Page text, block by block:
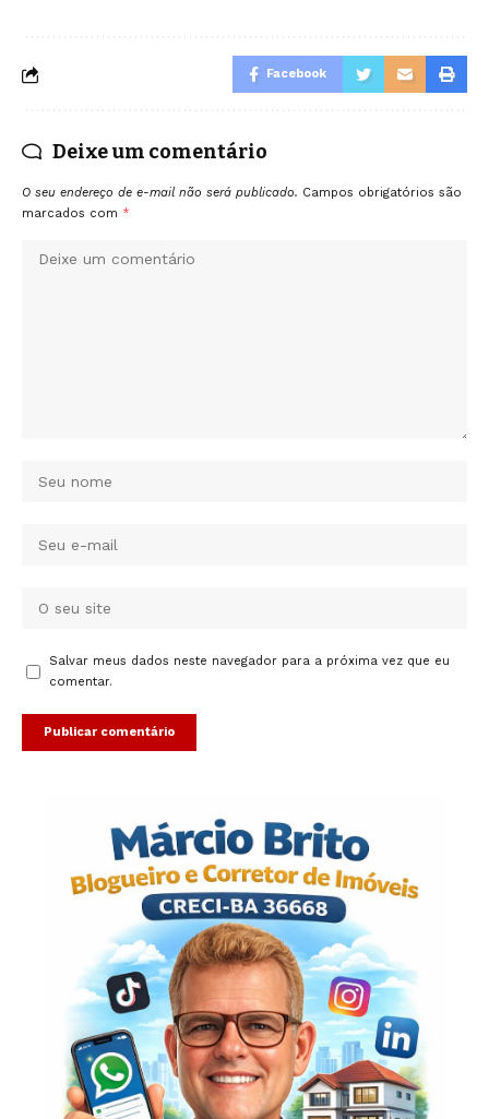
Facebook
Deixe um comentário
O seu endereço de e-mail não será publicado. Campos obrigatórios são
marcados com *
Salvar meus dados neste navegador para a próxima vez que eu
comentar.